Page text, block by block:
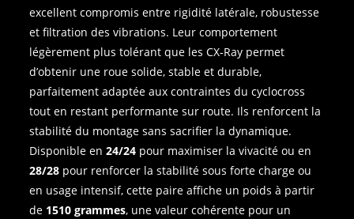
excellent compromis entre rigidité latérale, robustesse
et filtration des vibrations. Leur comportement
légèrement plus tolérant que les CX‑Ray permet
d’obtenir une roue solide, stable et durable,
parfaitement adaptée aux contraintes du cyclocross
tout en restant performante sur route. Ils renforcent la
stabilité du montage sans sacrifier la dynamique.
Disponible en24/24 pour maximiser la vivacité ou en
28/28 pour renforcer la stabilité sous forte charge ou
en usage intensif, cette paire affiche un poids à partir
de 1510 grammes, une valeur cohérente pour un